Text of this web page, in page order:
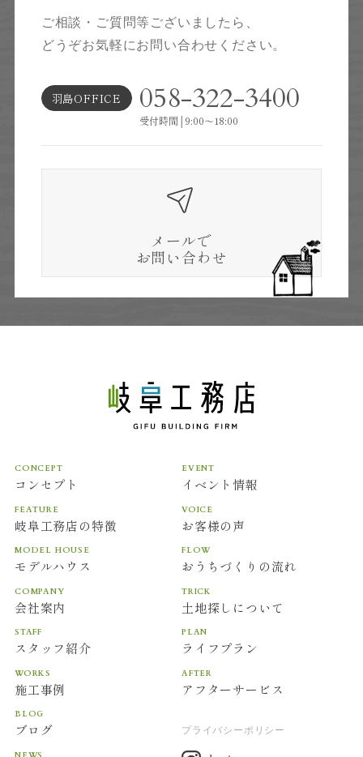
ご相談・ご質問等ございましたら、
どうぞお気軽にお問い合わせください。
羽島OFFICE 058-322-3400
受付時間│9:00～18:00
メールで
お問い合わせ
CONCEPT
コンセプト
FEATURE
岐阜工務店の特徴
MODEL HOUSE
モデルハウス
COMPANY
会社案内
STAFF
スタッフ紹介
WORKS
施工事例
EVENT
イベント情報
VOICE
お客様の声
FLOW
おうちづくりの流れ
TRICK
土地探しについて
PLAN
ライフプラン
AFTER
アフターサービス
BLOG
ブログ プライバシーポリシー